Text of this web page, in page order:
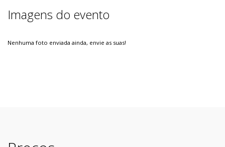
Imagens do evento
Nenhuma foto enviada ainda, envie as suas!